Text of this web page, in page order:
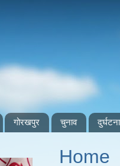
गोरखपुर चुनाव दुर्घटना
Home